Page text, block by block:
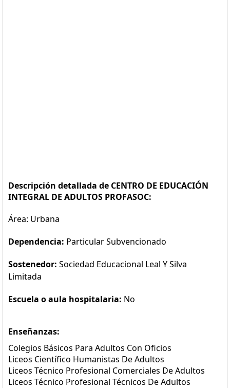
Descripción detallada de CENTRO DE EDUCACIÓN
INTEGRAL DE ADULTOS PROFASOC:
Área: Urbana
Dependencia: Particular Subvencionado
Sostenedor: Sociedad Educacional Leal Y Silva
Limitada
Escuela o aula hospitalaria: No
Enseñanzas:
Colegios Básicos Para Adultos Con Oficios
Liceos Científico Humanistas De Adultos
Liceos Técnico Profesional Comerciales De Adultos
Liceos Técnico Profesional Técnicos De Adultos